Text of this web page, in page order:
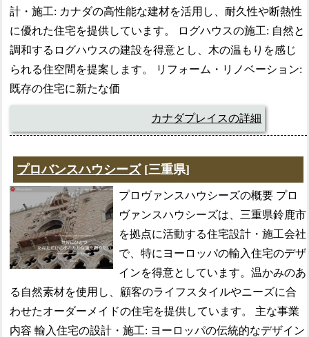
計・施工: カナダの高性能な建材を活用し、耐久性や断熱性
に優れた住宅を提供しています。 ログハウスの施工: 自然と
調和するログハウスの建設を得意とし、木の温もりを感じ
られる住空間を提案します。 リフォーム・リノベーション:
既存の住宅に新たな価
カナダプレイスの詳細
プロバンスハウシーズ[三重県]
プロヴァンスハウシーズの概要 プロ
ヴァンスハウシーズは、三重県鈴鹿市
を拠点に活動する住宅設計・施工会社
で、特にヨーロッパの輸入住宅のデザ
インを得意としています。温かみのあ
る自然素材を使用し、顧客のライフスタイルやニーズに合
わせたオーダーメイドの住宅を提供しています。 主な事業
内容 輸入住宅の設計・施工: ヨーロッパの伝統的なデザイン